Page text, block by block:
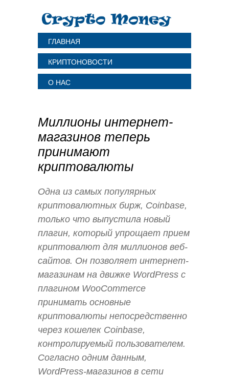
ГЛАВНАЯ
КРИПТОНОВОСТИ
О НАС
Миллионы интернет-
магазинов теперь
принимают
криптовалюты
Одна из самых популярных
криптовалютных бирж, Coinbase,
только что выпустила новый
плагин, который упрощает прием
криптовалют для миллионов веб-
сайтов. Он позволяет интернет-
магазинам на движке WordPress с
плагином WooCommerce
принимать основные
криптовалюты непосредственно
через кошелек Coinbase,
контролируемый пользователем.
Согласно одним данным,
WordPress-магазинов в сети